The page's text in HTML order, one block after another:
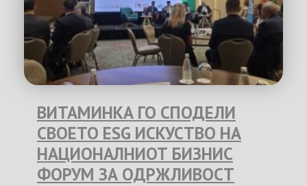
ВИТАМИНКА ГО СПОДЕЛИ
СВОЕТО ESG ИСКУСТВО НА
НАЦИОНАЛНИОТ БИЗНИС
ФОРУМ ЗА ОДРЖЛИВОСТ